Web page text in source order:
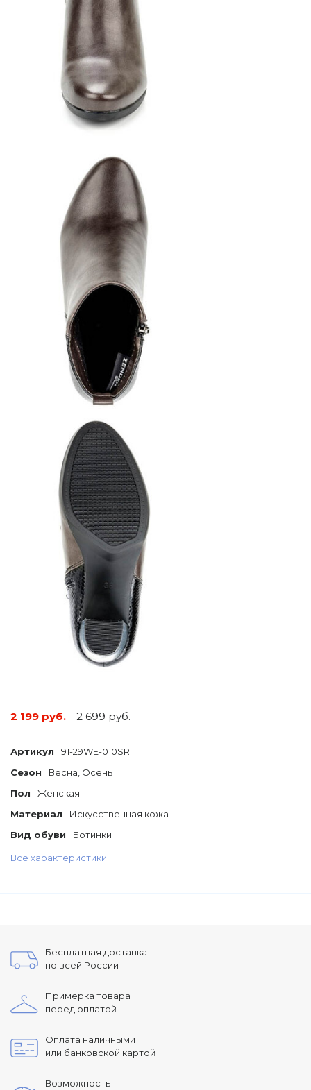
2 199 руб. 2 699 руб.
Артикул
91-29WE-010SR
Сезон
Весна, Осень
Пол
Женская
Материал
Искусственная кожа
Вид обуви
Ботинки
Все характеристики
Бесплатная доставка
по всей России
Примерка товара
перед оплатой
Оплата наличными
или банковской картой
Возможность